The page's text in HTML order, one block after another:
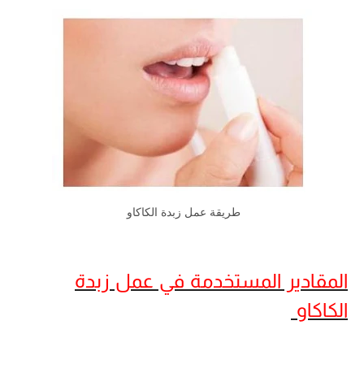
طريقة عمل زبدة الكاكاو
المقادير المستخدمة في عمل زبدة
الكاكاو